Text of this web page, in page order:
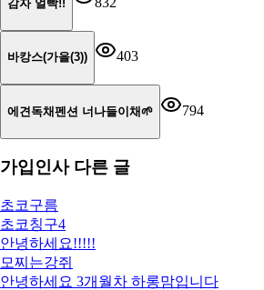
감자 얼빡!!
바캉스(가을(3)) 403
에견독채펜션 너나들이채🌱 794
가입인사다른 글
초코구름
초코칭구4
안녕하세요!!!!!
모찌는강쥐
안녕하세요 3개월차 하롱맘입니다